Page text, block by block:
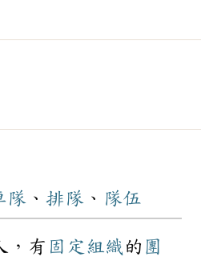
隊、 排隊、 隊伍
，有 固定 組織 的 團